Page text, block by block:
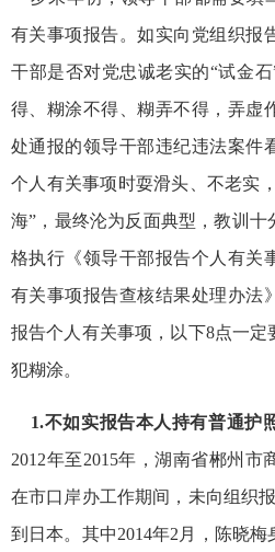
有关事项报告。如实向党组织报
干部是否对党忠诚老实的“试金
得、糊涂不得、糊弄不得，弄虚
处通报的领导干部违纪违法案件
个人有关事项时耍滑头、不老实
海”，最终沦为反面典型，教训
格执行《领导干部报告个人有关
有关事项报告查核结果处理办法
报告个人有关事项，以下8点一
犯糊涂。
1.不如实报告本人持有普通护
2012年至2015年，湖南省郴州
在市口岸办工作期间，未向组织
到日本。其中2014年2月，陈晓